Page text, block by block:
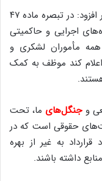
معاون حقوقی سازمان جنگل‌ها و مراتع کشور افزود: در تبصره ماده ۴۷
اجرایی و حاکمیتی
مأموران لشکری و
کند موظف به کمک
وجنگل‌های ما، تحت
حقوقی است که در
به غیر از بهره
داشته باشند.